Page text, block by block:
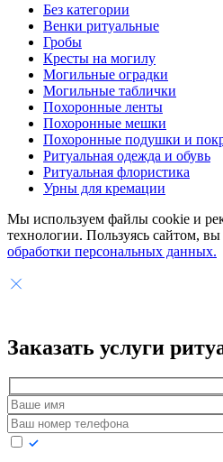
Без категории
Венки ритуальные
Гробы
Кресты на могилу
Могильные оградки
Могильные таблички
Похоронные ленты
Похоронные мешки
Похоронные подушки и
Ритуальная одежда и обувь
Ритуальная флористика
Урны для кремации
Мы используем файлы cookie и
технологии. Пользуясь сайтом, вы
обработки персональных данных.
Заказать услуги